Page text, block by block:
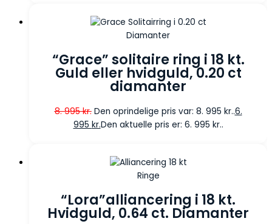
Diamanter
“Grace” solitaire ring i 18 kt.
Guld eller hvidguld, 0.20 ct
diamanter
8. 995kr. Den oprindelige pris var: 8. 995 kr..6.
995 kr.Den aktuelle pris er: 6. 995 kr..
Ringe
“Lora”alliancering i 18 kt.
Hvidguld, 0.64 ct. Diamanter